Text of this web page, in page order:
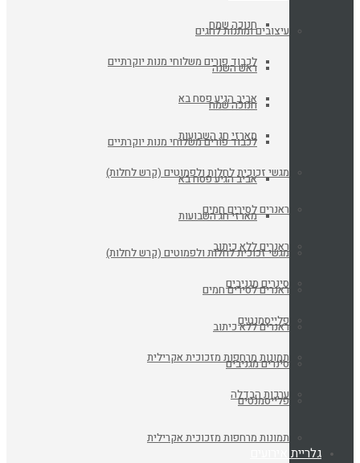
חנוכה שמח
לכבוד פורים משלוחי מנות יוקרתיים
אביב הגיע פסח בא
מארזי חג השבועות
מגשי זכוכית לחלות ולפמוטים (קרש לחלות)
ראנרים לסירים חמים
ראנרים ללא כיתוב
סינרים מגניבים
פלייסמנטים
תמונות מרחפות מזכוכית אקרילית
ערכות הבדלה
אירועים
עיצובים ומתנות לחגים
ראש השנה
חנוכה שמח
לכבוד פורים משלוחי מנות יוקרתיים
אביב הגיע פסח בא
מארזי חג השבועות
מגשי זכוכית לחלות ולפמוטים (קרש לחלות)
ראנרים לסירים חמים
ראנרים ללא כיתוב
סינרים מגניבים
פלייסמנטים
תמונות מרחפות מזכוכית אקרילית